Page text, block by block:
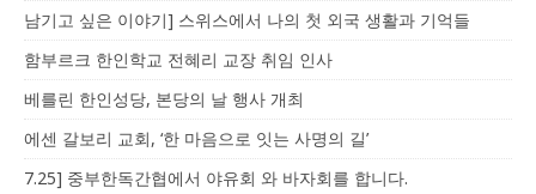
남기고 싶은 이야기] 스위스에서 나의 첫 외국 생활과 기억들
함부르크 한인학교 전혜리 교장 취임 인사
베를린 한인성당, 본당의 날 행사 개최
에센 갈보리 교회, ‘한 마음으로 잇는 사명의 길’
7.25] 중부한독간협에서 야유회 와 바자회를 합니다.